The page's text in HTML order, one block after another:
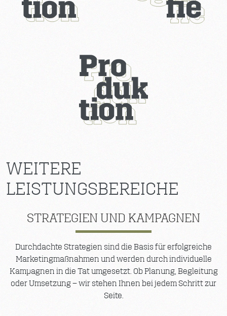
WEITERE
LEISTUNGSBEREICHE
STRATEGIEN UND KAMPAGNEN
Durchdachte Strategien sind die Basis für erfolgreiche
Marketingmaßnahmen und werden durch individuelle
Kampagnen in die Tat umgesetzt. Ob Planung, Begleitung
oder Umsetzung – wir stehen Ihnen bei jedem Schritt zur
Seite.